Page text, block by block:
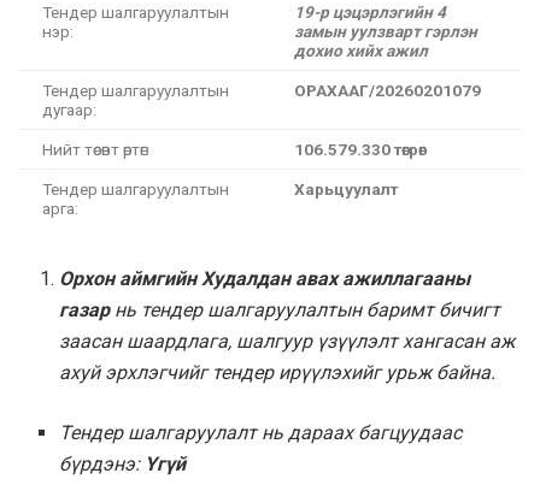
Тендер шалгаруулалтын
нэр:
19-р цэцэрлэгийн 4
замын уулзварт гэрлэн
дохио хийх ажил
Тендер шалгаруулалтын
дугаар:
ОРАХААГ/20260201079
Нийт төсөвт өртөг: 106.579.330 төгрөг
Тендер шалгаруулалтын
арга:
Харьцуулалт
Орхон аймгийн Худалдан авах ажиллагааны
газар нь тендер шалгаруулалтын баримт бичигт
заасан шаардлага, шалгуур үзүүлэлт хангасан аж
ахуй эрхлэгчийг тендер ирүүлэхийг урьж байна.
Тендер шалгаруулалт нь дараах багцуудаас
бүрдэнэ:Үгүй